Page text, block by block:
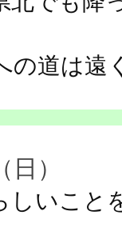
の道は遠
）
しいこと